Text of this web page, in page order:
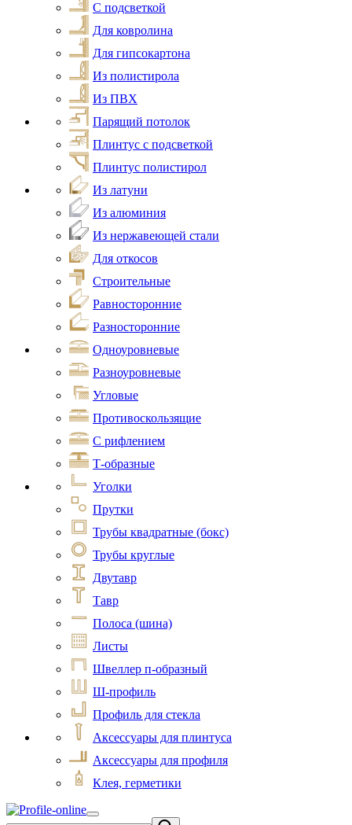
С подсветкой
Для ковролина
Для гипсокартона
Из полистирола
Из ПВХ
Парящий потолок
Плинтус с подсветкой
Плинтус полистирол
Из латуни
Из алюминия
Из нержавеющей стали
Для откосов
Строительные
Равносторонние
Разносторонние
Одноуровневые
Разноуровневые
Угловые
Противоскользящие
С рифлением
Т-образные
Уголки
Прутки
Трубы квадратные (бокс)
Трубы круглые
Двутавр
Тавр
Полоса (шина)
Листы
Швеллер п-образный
Ш-профиль
Профиль для стекла
Аксессуары для плинтуса
Аксессуары для профиля
Клея, герметики